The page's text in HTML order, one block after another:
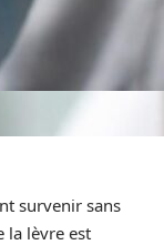
survenir sans
la lèvre est